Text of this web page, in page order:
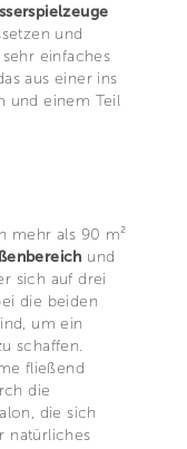
und
einfaches
aus einer ins
und einem Teil
mehr als 90 m²
und
sich auf drei
die beiden
um ein
schaffen.
fließend
die
die sich
natürliches